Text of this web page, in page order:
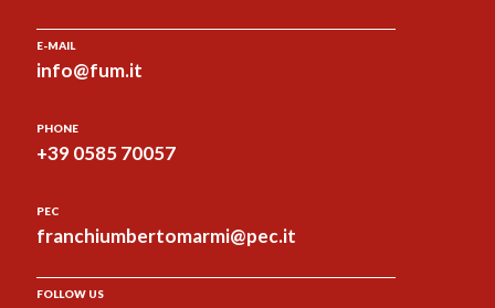
E-MAIL
info@fum.it
PHONE
+39 0585 70057
PEC
franchiumbertomarmi@pec.it
FOLLOW US